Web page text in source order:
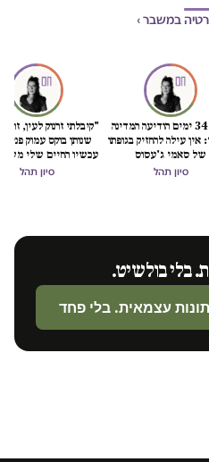
במשבר ›
אחרי 34 ימים הודיעה המדינה
אין עילה להחזיק בגופתו
של סאמי ג'עסוס
סיון תהל
"קיבלתי זרנוק לעין, זה
שנותן בוקס עמוק
עכשיו החיים שלי
סיון תהל
בלי בולשיט.
עצמאית. בלי פחד